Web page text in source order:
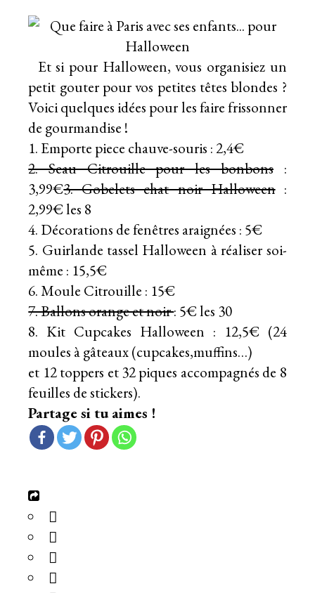
Et si pour Halloween, vous organisiez un
petit gouter pour vos petites têtes blondes ?
Voici quelques idées pour les faire frissonner
de gourmandise !
1. Emporte piece chauve-souris : 2,4€
2. Seau Citrouille pour les bonbons:
3,99€3. Gobelets chat noir Halloween:
2,99€ les 8
4. Décorations de fenêtres araignées : 5€
5. Guirlande tassel Halloween à réaliser soi-
même : 15,5€
6. Moule Citrouille : 15€
7. Ballons orange et noir: 5€ les 30
8. Kit Cupcakes Halloween : 12,5€ (24
moules à gâteaux (cupcakes,muffins…)
et 12 toppers et 32 piques accompagnés de 8
feuilles de stickers).
Partage si tu aimes !